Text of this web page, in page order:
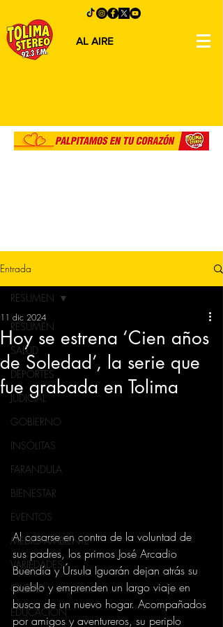
AL AIRE
Entrada
RESUMEN
SALUD
DEPORTES
JUDICIAL
GOBIERNO
INSÓLITAS
FARANDULA
BIENESTAR
EVENTOS
MEDIO AMBIENTE
VARIEDADES
CIUDAD
EDUCACION
RESUMEN
Hoy se estrena ‘Cien años
de Soledad’, la serie que
fue grabada en Tolima
11 dic 2024
Al casarse en contra de la voluntad de
sus padres, los primos José Arcadio
Buendía y Úrsula Iguarán dejan atrás su
pueblo y emprenden un largo viaje en
busca de un nuevo hogar. Acompañados
por amigos y aventureros, su periplo